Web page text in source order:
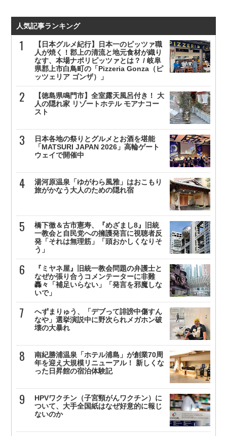
人気記事ランキング
【日本グルメ紀行】日本一のピッツァ職
人が焼く！郡上の清流と地元食材が織り
なす、本場ナポリピッツァとは？ / 岐阜
県郡上市白鳥町の「Pizzeria Gonza（ピ
ッツェリア ゴンザ）」
【徳島県鳴門市】全室露天風呂付き！ 大
人の隠れ家 リゾートホテル モアナコー
スト
日本各地の祭りとグルメとお酒を堪能
「MATSURI JAPAN 2026」高輪ゲート
ウェイで開催中
湯河原温泉「ゆがわら風雅」はおこもり
旅がかなう大人のための隠れ宿
橋下徹＆古市憲寿、『めざまし8』旧統
一教会と自民党への擁護発言に視聴者反
発「それは無理筋」「頭おかしくなりそ
う」
『ミヤネ屋』旧統一教会問題の弁護士と
なぜか張り合うコメンテーターに非難
轟々「補足いらない」「発言を邪魔しな
いで」
へずまりゅう、「デブって誹謗中傷すん
なや」選挙演説中に野次られメガホン破
壊の大暴れ
南紀勝浦温泉「ホテル浦島」が創業70周
年を迎え大規模リニューアル！ 新しくな
った日昇館の宿泊体験記
HPVワクチン（子宮頸がんワクチン）に
ついて、大手全国紙はなぜ好意的に報じ
ないのか